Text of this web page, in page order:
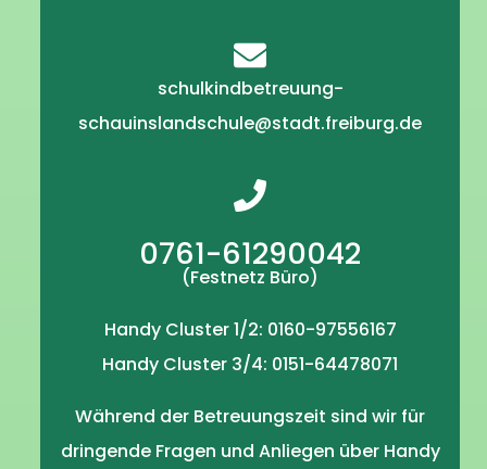
schulkindbetreuung-
schauinslandschule@stadt.freiburg.de
0761-61290042
(Festnetz Büro)
Handy Cluster 1/2: 0160-97556167
Handy Cluster 3/4: 0151-64478071
Während der Betreuungszeit sind wir für
dringende Fragen und Anliegen über Handy